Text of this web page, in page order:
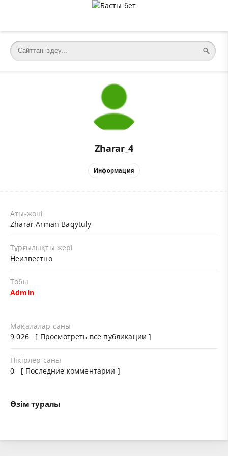
Zharar_4
Информация
Аты-жөні
Zharar Arman Baqytuly
Тұрғылықты жері
Неизвестно
Тобы
Admin
Мақалалар саны
9 026 [ Просмотреть все публикации ]
Пікірлер саны
0 [ Последние комментарии ]
Өзім туралы